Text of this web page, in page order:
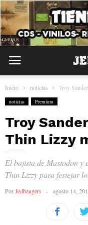
Inicio noticias Troy
noticias Premium
Troy
Thin Lizzy
El bajista de Mastodon y
Thin Lizzy para festejar
PorJedbangers agosto 14,